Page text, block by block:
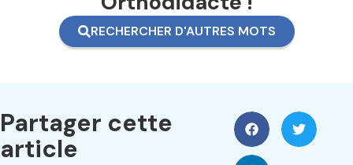
RECHERCHER D'AUTRES MOTS
Partager cette
article